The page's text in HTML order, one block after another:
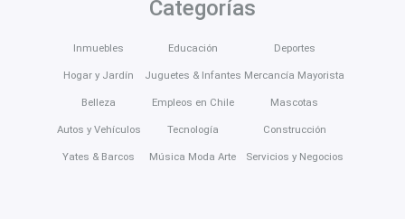
Categorías
Inmuebles
Hogar y Jardín
Belleza
Autos y Vehículos
Yates & Barcos
Educación
Juguetes & Infantes
Empleos en Chile
Tecnología
Música Moda Arte
Deportes
Mercancía Mayorista
Mascotas
Construcción
Servicios y Negocios